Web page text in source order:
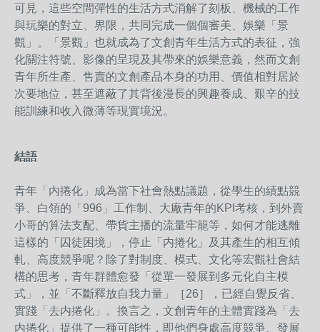
可見，這些空間彈性的生活方式消解了刻板、機械的工作
與玩樂的對立、界限，共同完成一個個審美、娛樂「景
觀」。「景觀」也就成為了文創青年生活方式的表征，強
化關注符號、影像的呈現及其帶來的娛樂意義，然而文創
青年所生產、售賣的文創產品本身的功用、價值相對居於
次要地位，甚至遮蔽了其背後漫長的興趣養成、艱辛的技
能訓練和收入微薄等現實境況。
結語
青年「内捲化」成為當下社會熱點議題，從學生的績點競
爭、白領的「996」工作制、大廠青年的KPI考核，到外賣
小哥的算法支配、帶貨主播的流量牢籠等，如何才能逃離
這樣的「囚徒困境」，停止「内捲化」及其產生的相互傾
軋、高度競爭呢？除了對制度、模式、文化等宏觀社會結
構的思考，青年群體愈發「從單一發展到多元化自主模
式」，並「不斷釋放自我力量」［26］，已經自覺反省、
實踐「去内捲化」。換言之，文創青年的主體實踐為「去
内捲化」提供了一種可能性，即他們身處高度競爭、發展